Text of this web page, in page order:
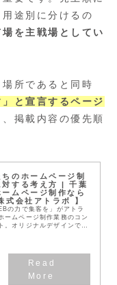
途別に分けるの
を主戦場としてい
所であると同時
と宣言するページ
掲載内容の優先順
ちのホームページ制
対する考え方 | 千葉
ームページ制作なら
式会社アトラボ 】
の力で集客を」がアトラ
ームページ制作業務のコン
。オリジナルデザインでユ